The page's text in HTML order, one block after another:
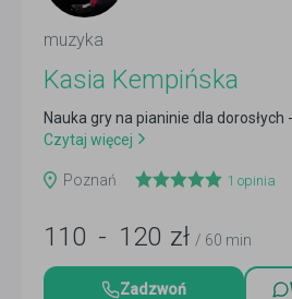
muzyka
Kasia Kempińska
Nauka gry na pianinie dla
Czytaj więcej
Poznań 1 opinia
110 - 120 zł / 60 min
Zadzwoń